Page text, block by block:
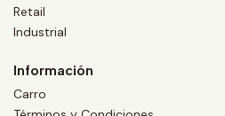
Retail
Industrial
Información
Carro